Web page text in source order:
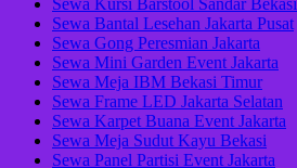
Sewa Kursi Barstool Sandar Bekasi
Sewa Bantal Lesehan Jakarta Pusat
Sewa Gong Peresmian Jakarta
Sewa Mini Garden Event Jakarta
Sewa Meja IBM Bekasi Timur
Sewa Frame LED Jakarta Selatan
Sewa Karpet Buana Event Jakarta
Sewa Meja Sudut Kayu Bekasi
Sewa Panel Partisi Event Jakarta